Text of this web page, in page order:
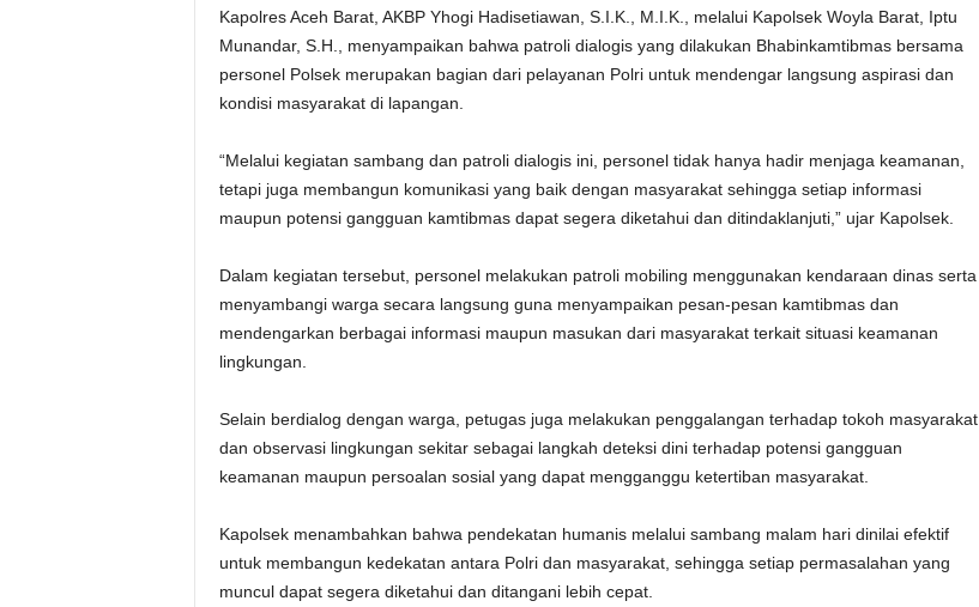
Kapolres Aceh Barat, AKBP Yhogi Hadisetiawan, S.I.K., M.I.K., melalui Kapolsek Woyla Barat, Iptu
Munandar, S.H., menyampaikan bahwa patroli dialogis yang dilakukan Bhabinkamtibmas bersama
personel Polsek merupakan bagian dari pelayanan Polri untuk mendengar langsung aspirasi dan
kondisi masyarakat di lapangan.
“Melalui kegiatan sambang dan patroli dialogis ini, personel tidak hanya hadir menjaga keamanan,
tetapi juga membangun komunikasi yang baik dengan masyarakat sehingga setiap informasi
maupun potensi gangguan kamtibmas dapat segera diketahui dan ditindaklanjuti,” ujar Kapolsek.
Dalam kegiatan tersebut, personel melakukan patroli mobiling menggunakan kendaraan dinas serta
menyambangi warga secara langsung guna menyampaikan pesan-pesan kamtibmas dan
mendengarkan berbagai informasi maupun masukan dari masyarakat terkait situasi keamanan
lingkungan.
Selain berdialog dengan warga, petugas juga melakukan penggalangan terhadap tokoh masyarakat
dan observasi lingkungan sekitar sebagai langkah deteksi dini terhadap potensi gangguan
keamanan maupun persoalan sosial yang dapat mengganggu ketertiban masyarakat.
Kapolsek menambahkan bahwa pendekatan humanis melalui sambang malam hari dinilai efektif
untuk membangun kedekatan antara Polri dan masyarakat, sehingga setiap permasalahan yang
muncul dapat segera diketahui dan ditangani lebih cepat.